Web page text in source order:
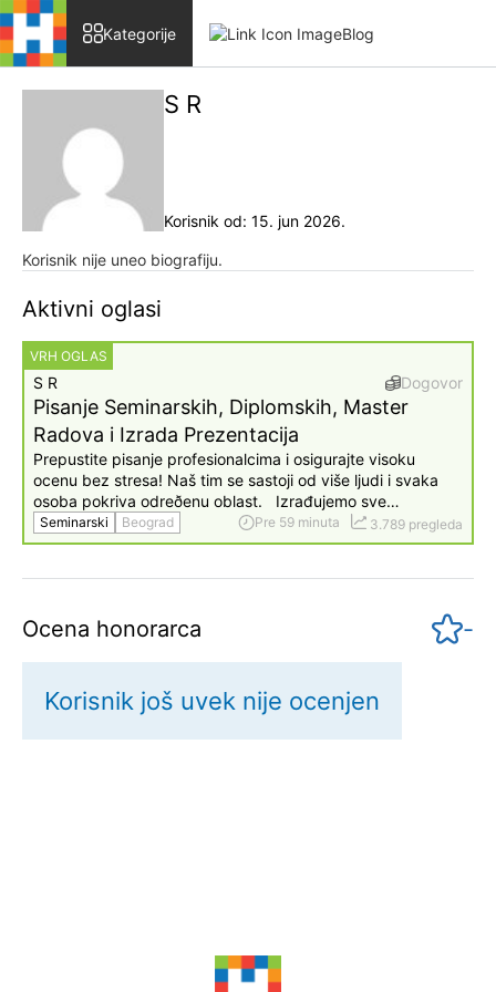
Skip to content
Kategorije
Blog
S R
Korisnik od: 15. jun 2026.
Korisnik nije uneo biografiju.
Aktivni oglasi
VRH OGLAS
S R Dogovor
Pisanje Seminarskih, Diplomskih, Master
Radova i Izrada Prezentacija
Prepustite pisanje profesionalcima i osigurajte visoku
ocenu bez stresa! Naš tim se sastoji od više ljudi i svaka
osoba pokriva odreðenu oblast. Izrađujemo sve…
Seminarski Beograd Pre 59 minuta 3.789 pregleda
Ocena honorarca -
Korisnik još uvek nije ocenjen